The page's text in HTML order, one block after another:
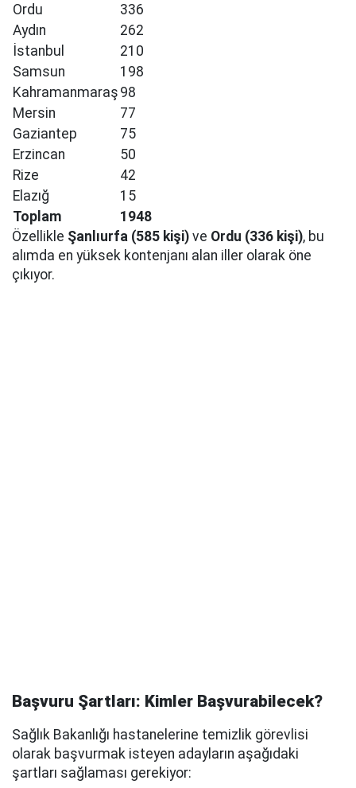
Ordu
336
Aydın
262
İstanbul
210
Samsun
198
Kahramanmaraş 98
Mersin
77
Gaziantep
75
Erzincan
50
Rize
42
Elazığ
15
Toplam
1948
Özellikle Şanlıurfa (585 kişi) ve Ordu (336 kişi), bu
alımda en yüksek kontenjanı alan iller olarak öne
çıkıyor.
Başvuru Şartları: Kimler Başvurabilecek?
Sağlık Bakanlığı hastanelerine temizlik görevlisi
olarak başvurmak isteyen adayların aşağıdaki
şartları sağlaması gerekiyor: